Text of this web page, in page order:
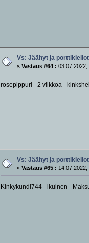
Vs: Jäähyt ja porttikiellot
« Vastaus #64 : 03.07.2022,
rosepippuri - 2 viikkoa -
Vs: Jäähyt ja porttikiellot
« Vastaus #65 : 14.07.2022,
Kinkykundi744 - ikuinen -